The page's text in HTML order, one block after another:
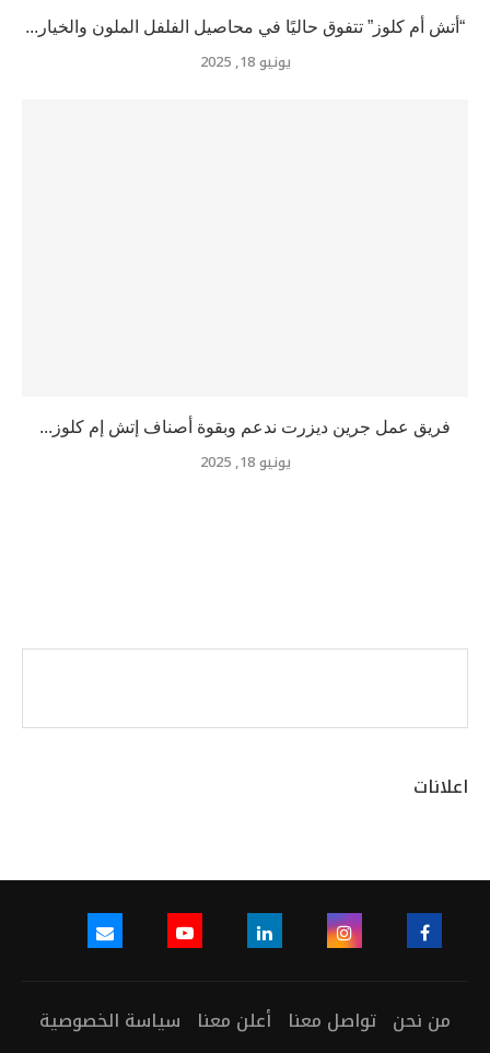
“أتش أم كلوز” تتفوق حاليًا في محاصيل الفلفل الملون والخيار...
يونيو 18, 2025
فريق عمل جرين ديزرت ندعم وبقوة أصناف إتش إم كلوز...
يونيو 18, 2025
اعلانات
من نحن تواصل معنا أعلن معنا سياسة الخصوصية